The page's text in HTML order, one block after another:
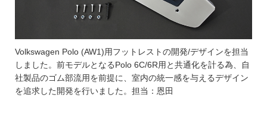
Volkswagen Polo (AW1)用フットレストの開発/デザインを担当
しました。前モデルとなるPolo 6C/6R用と共通化を計る為、自
社製品のゴム部流用を前提に、室内の統一感を与えるデザイン
を追求した開発を行いました。担当：恩田